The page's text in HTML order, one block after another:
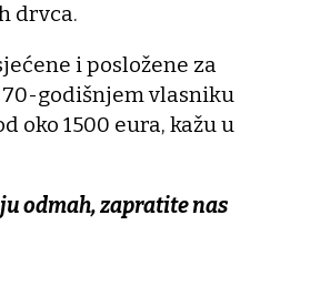
drvca.
i posložene za
godišnjem vlasniku
oko 1500 eura, kažu u
odmah, zapratite nas